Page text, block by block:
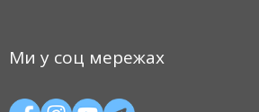
Ми у соц мережах